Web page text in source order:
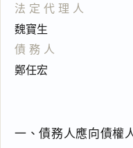
法定代理人
魏寶生
債務人
鄭任宏
一、債務人應向債權